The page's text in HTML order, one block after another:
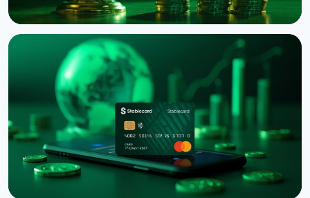
Binance подала в суд на RedotPay из-за
переманивания 470 000 пользователей
6 августа 2026 г. 4 мин чтения